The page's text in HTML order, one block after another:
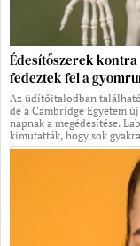
Édesítőszerek
fedeztek fel a
Az üdítőitalodban
de a Cambridge Egyetem
napnak a megédesítése.
kimutatták, hogy sok